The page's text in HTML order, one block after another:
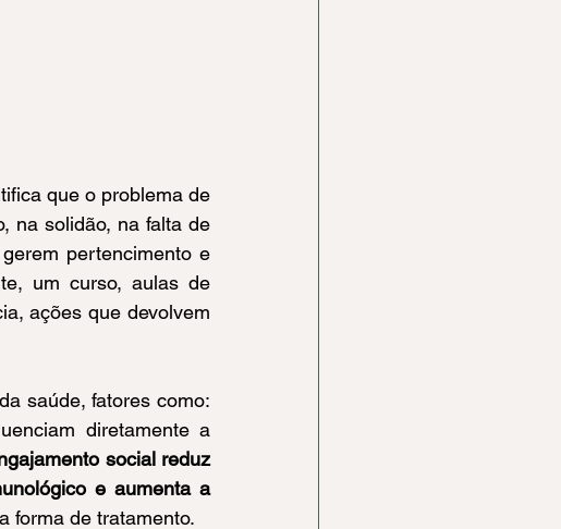
que o problema de
na solidão, na falta de
pertencimento e
um curso, aulas de
ações que devolvem
saúde, fatores como:
diretamente a
social reduz
e aumenta a
forma de tratamento.